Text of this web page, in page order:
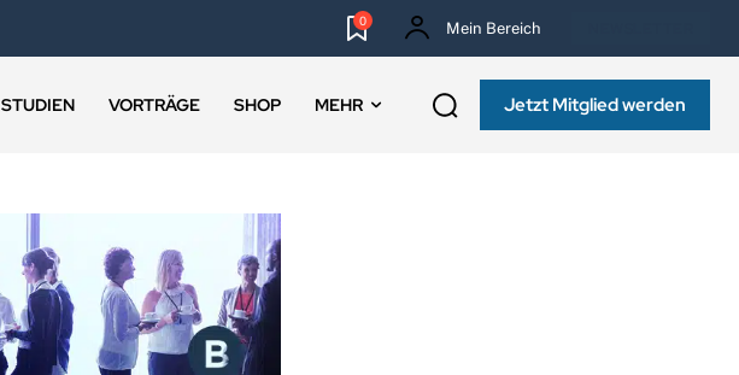
0 Mein Bereich
STUDIEN VORTRÄGE SHOP MEHR Jetzt Mitglied werden